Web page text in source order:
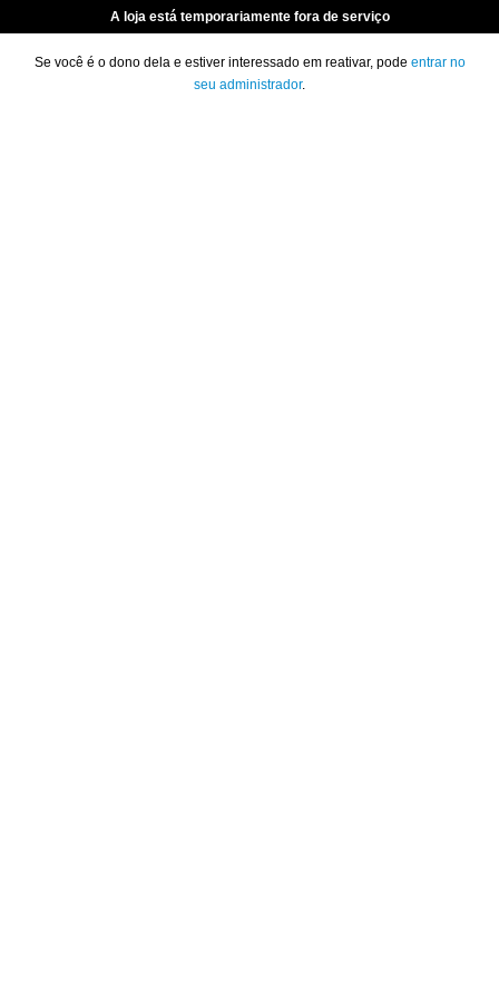
A loja está temporariamente fora de serviço
Se você é o dono dela e estiver interessado em reativar, pode entrar no
seu administrador.